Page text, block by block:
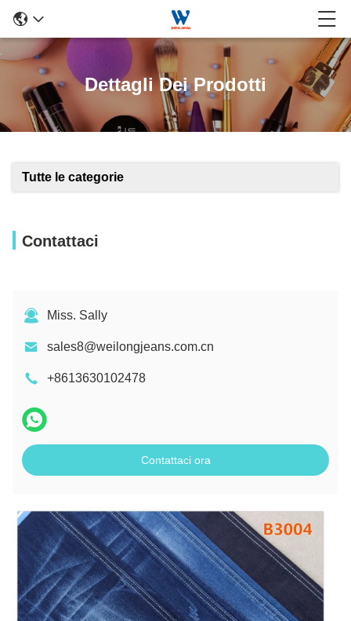
Dettagli Dei Prodotti
Tutte le categorie
Contattaci
Miss. Sally
sales8@weilongjeans.com.cn
+8613630102478
Contattaci ora